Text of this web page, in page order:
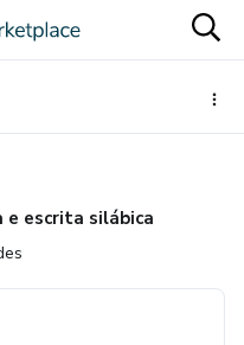
e escrita silábica